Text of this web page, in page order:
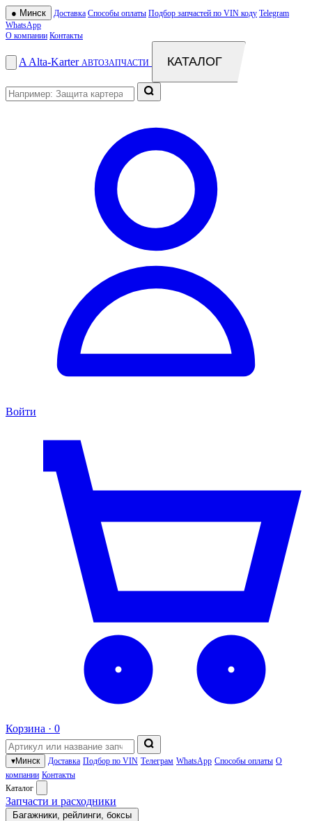
● Минск Доставка Способы оплаты Подбор запчастей по VIN коду Telegram
WhatsApp
О компании Контакты
A Alta-Karter АВТОЗАПЧАСТИ КАТАЛОГ
Войти
Корзина · 0
▾Минск Доставка Подбор по VIN Телеграм WhatsApp Способы оплаты О
компании Контакты
Каталог
Запчасти и расходники
Багажники, рейлинги, боксы